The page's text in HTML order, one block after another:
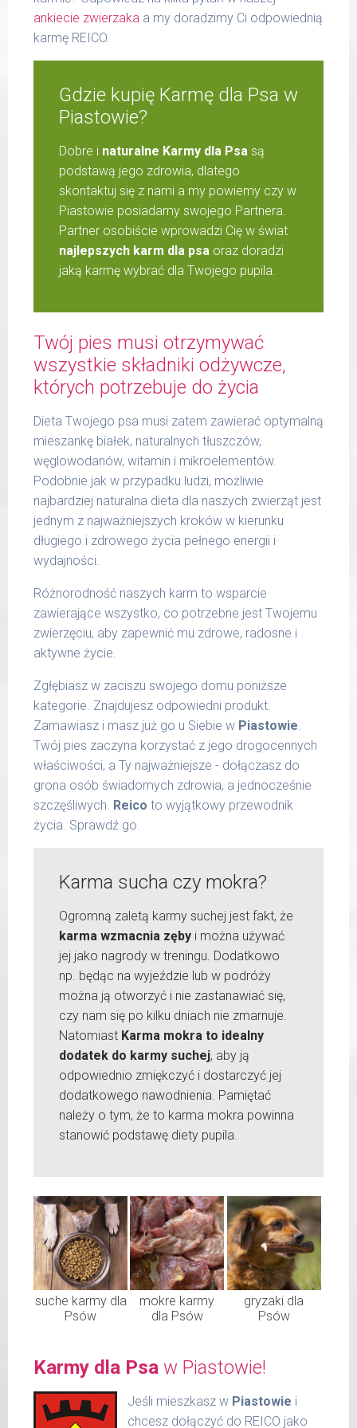
ankiecie zwierzaka a my doradzimy Ci odpowiednią
karmę REICO.
Gdzie kupię Karmę dla Psa w
Piastowie?
Dobre i naturalne Karmy dla Psa są
podstawą jego zdrowia, dlatego
skontaktuj się z nami a my powiemy czy w
Piastowie posiadamy swojego Partnera.
Partner osobiście wprowadzi Cię w świat
najlepszych karm dla psa oraz doradzi
jaką karmę wybrać dla Twojego pupila.
Twój pies musi otrzymywać
wszystkie składniki odżywcze,
których potrzebuje do życia
Dieta Twojego psa musi zatem zawierać optymalną
mieszankę białek, naturalnych tłuszczów,
węglowodanów, witamin i mikroelementów.
Podobnie jak w przypadku ludzi, możliwie
najbardziej naturalna dieta dla naszych zwierząt jest
jednym z najważniejszych kroków w kierunku
długiego i zdrowego życia pełnego energii i
wydajności.
Różnorodność naszych karm to wsparcie
zawierające wszystko, co potrzebne jest Twojemu
zwierzęciu, aby zapewnić mu zdrowe, radosne i
aktywne życie.
Zgłębiasz w zaciszu swojego domu poniższe
kategorie. Znajdujesz odpowiedni produkt.
Zamawiasz i masz już go u Siebie w Piastowie.
Twój pies zaczyna korzystać z jego drogocennych
właściwości, a Ty najważniejsze - dołączasz do
grona osób świadomych zdrowia, a jednocześnie
szczęśliwych. Reico to wyjątkowy przewodnik
życia. Sprawdź go.
Karma sucha czy mokra?
Ogromną zaletą karmy suchej jest fakt, że
karma wzmacnia zęby i można używać
jej jako nagrody w treningu. Dodatkowo
np. będąc na wyjeździe lub w podróży
można ją otworzyć i nie zastanawiać się,
czy nam się po kilku dniach nie zmarnuje.
Natomiast Karma mokra to idealny
dodatek do karmy suchej, aby ją
odpowiednio zmiękczyć i dostarczyć jej
dodatkowego nawodnienia. Pamiętać
należy o tym, że to karma mokra powinna
stanowić podstawę diety pupila.
suche karmy dla
Psów
mokre karmy
dla Psów
gryzaki dla
Psów
Karmy dla Psa w Piastowie!
Jeśli mieszkasz w Piastowie i
chcesz dołączyć do REICO jako